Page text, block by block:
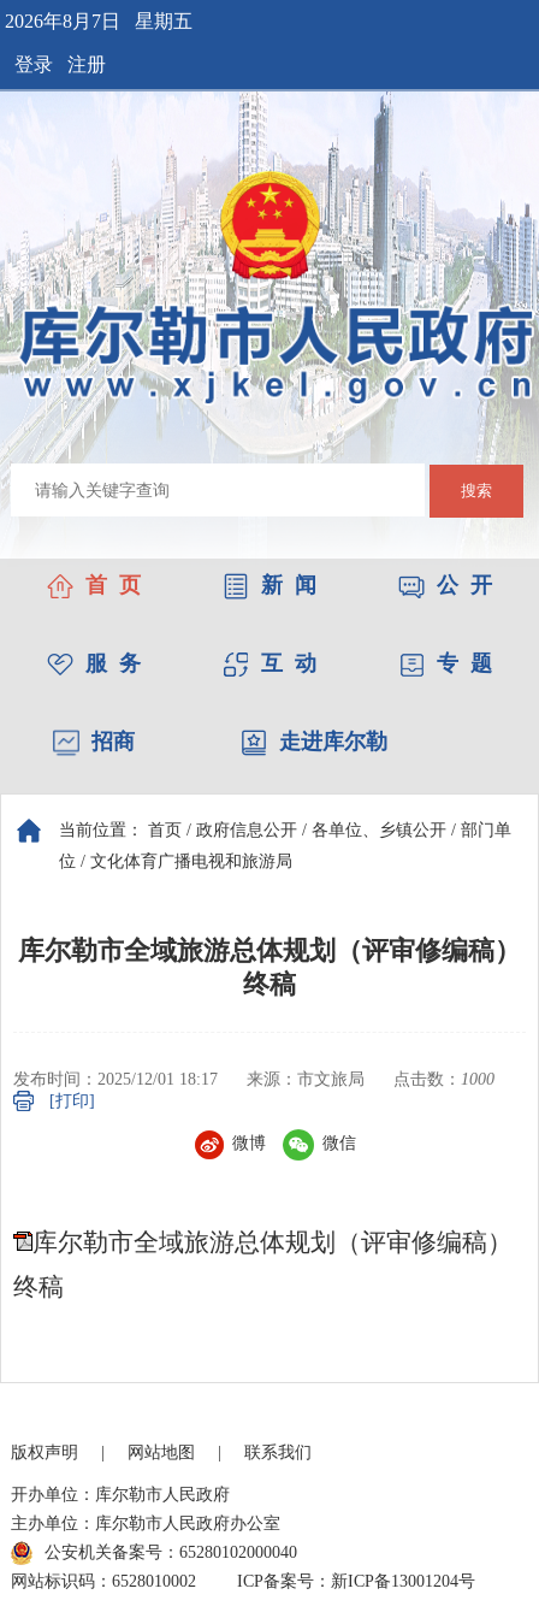
2026年8月7日 星期五
登录 注册
搜索
首 页 新 闻 公 开
服 务 互 动 专 题
招商 走进库尔勒
当前位置： 首页 / 政府信息公开 / 各单位、乡镇公开 / 部门单
位 / 文化体育广播电视和旅游局
库尔勒市全域旅游总体规划（评审修编稿）
终稿
发布时间：2025/12/01 18:17 来源：市文旅局 点击数： 1000
[打印]
微博 微信
库尔勒市全域旅游总体规划（评审修编稿）
终稿
版权声明 | 网站地图 | 联系我们
开办单位：库尔勒市人民政府
主办单位：库尔勒市人民政府办公室
公安机关备案号：65280102000040
网站标识码：6528010002
ICP备案号：新ICP备13001204号